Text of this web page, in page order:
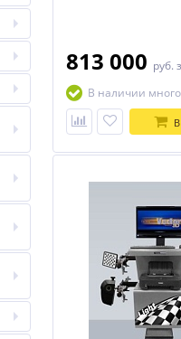
813 000 руб.
В наличии много